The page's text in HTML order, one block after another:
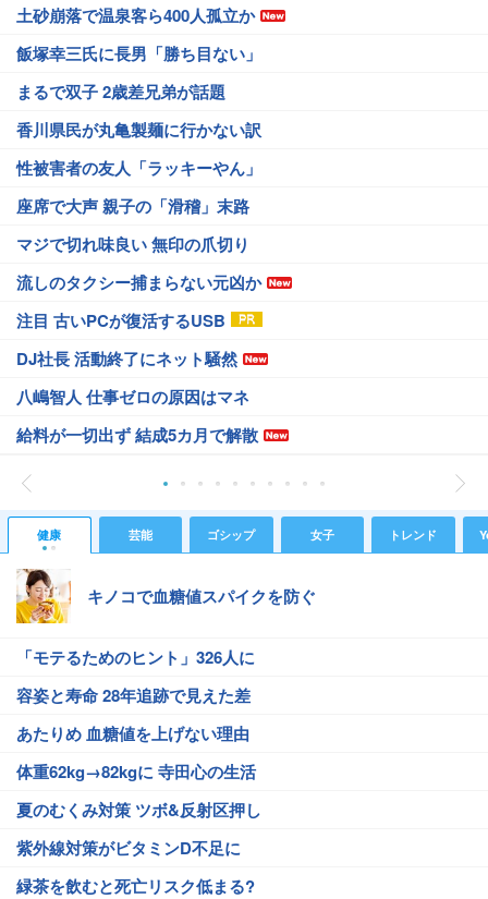
土砂崩落で温泉客ら400人孤立か
飯塚幸三氏に長男「勝ち目ない」
まるで双子 2歳差兄弟が話題
香川県民が丸亀製麺に行かない訳
性被害者の友人「ラッキーやん」
座席で大声 親子の「滑稽」末路
マジで切れ味良い 無印の爪切り
流しのタクシー捕まらない元凶か
注目 古いPCが復活するUSB
DJ社長 活動終了にネット騒然
八嶋智人 仕事ゼロの原因はマネ
給料が一切出ず 結成5カ月で解散
健康 芸能 ゴシップ 女子 トレンド
キノコで血糖値スパイクを防ぐ
「モテるためのヒント」326人に
容姿と寿命 28年追跡で見えた差
あたりめ 血糖値を上げない理由
体重62kg→82kgに 寺田心の生活
夏のむくみ対策 ツボ&反射区押し
紫外線対策がビタミンD不足に
緑茶を飲むと死亡リスク低まる?